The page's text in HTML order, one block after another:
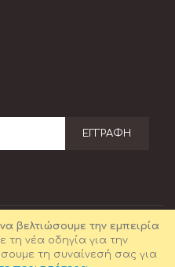
βελτιώσουμε την εμπειρία
τη νέα οδηγία για την
τη συναίνεσή σας για
ΕΓΓΡΑΦΉ